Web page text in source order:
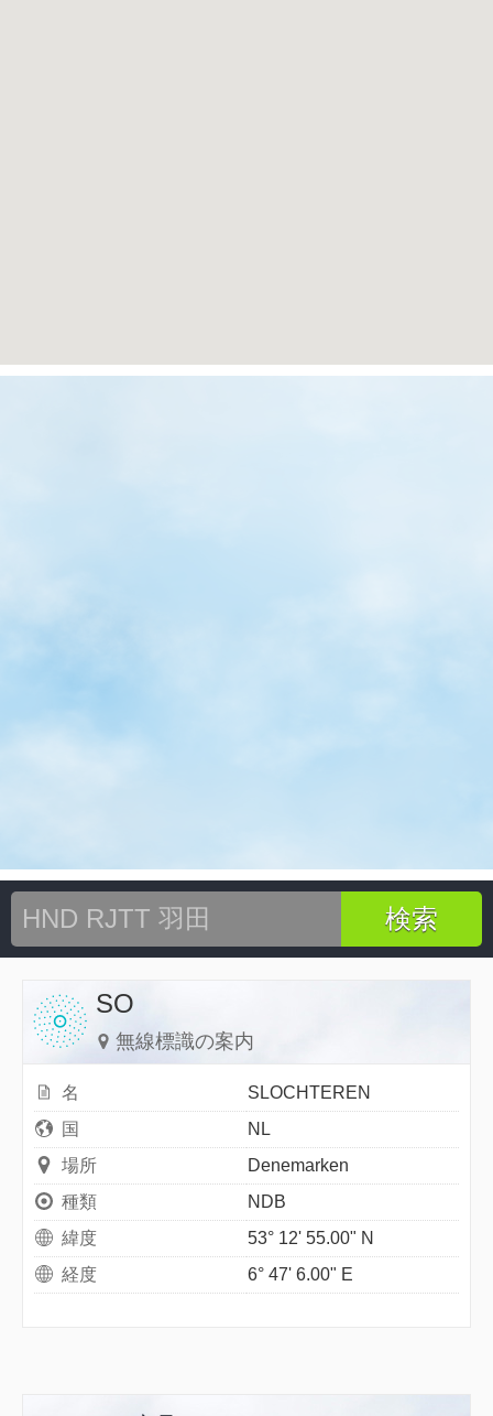
SO
無線標識の案内
名
SLOCHTEREN
国
NL
場所
Denemarken
種類
NDB
緯度
53° 12' 55.00" N
経度
6° 47' 6.00" E